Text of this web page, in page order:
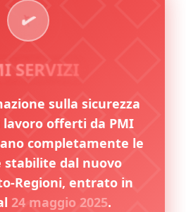
SERVIZI
sulla sicurezza
offerti da PMI
completamente le
dal nuovo
Regioni, entrato in
24 maggio 2025.